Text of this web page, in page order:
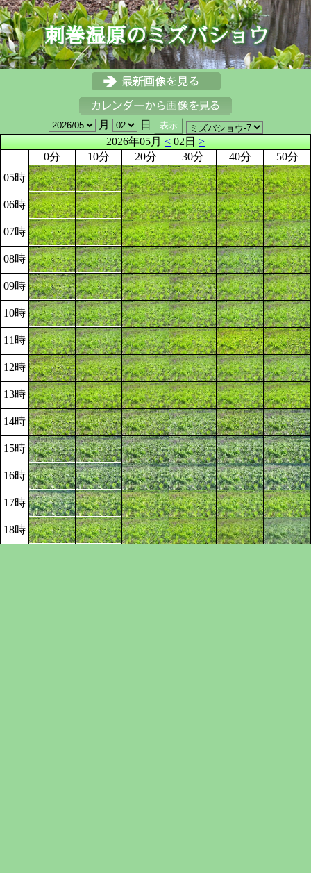
月
日
2026年05月<02日>
0分
10分 20分 30分 40分
50分
05時
06時
07時
08時
09時
10時
11時
12時
13時
14時
15時
16時
17時
18時